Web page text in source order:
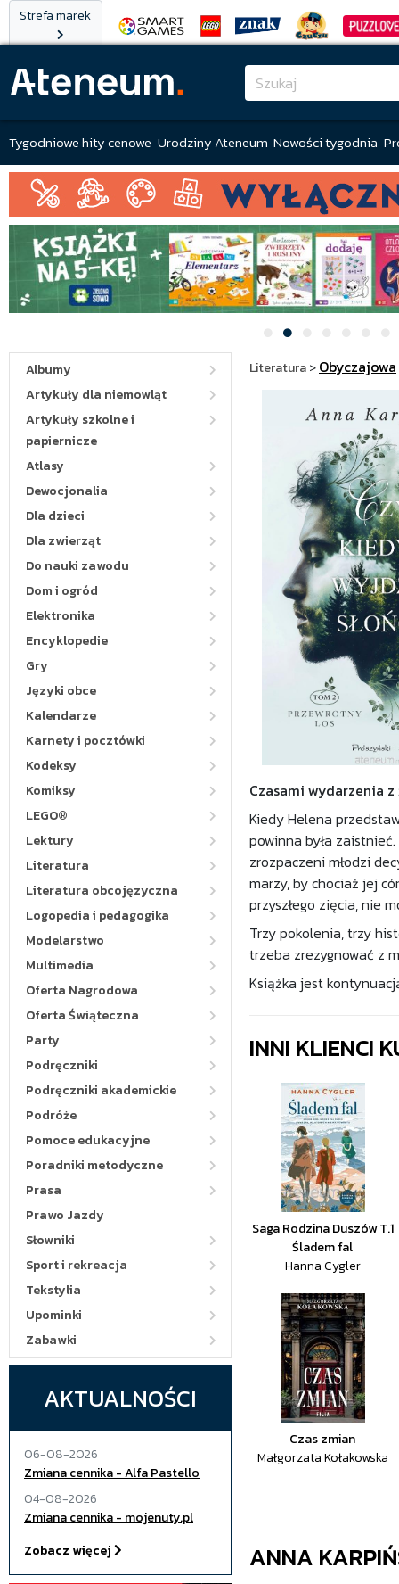
Strefa marek
Tygodniowe hity cenowe Urodziny Ateneum Nowości tygodnia
Albumy
Artykuły dla niemowląt
Artykuły szkolne i
papiernicze
Atlasy
Dewocjonalia
Dla dzieci
Dla zwierząt
Do nauki zawodu
Dom i ogród
Elektronika
Encyklopedie
Gry
Języki obce
Kalendarze
Karnety i pocztówki
Kodeksy
Komiksy
LEGO®
Lektury
Literatura
Literatura obcojęzyczna
Logopedia i pedagogika
Modelarstwo
Multimedia
Oferta Nagrodowa
Oferta Świąteczna
Party
Podręczniki
Podręczniki akademickie
Podróże
Pomoce edukacyjne
Poradniki metodyczne
Prasa
Prawo Jazdy
Słowniki
Sport i rekreacja
Tekstylia
Upominki
Zabawki
AKTUALNOŚCI
06-08-2026
Zmiana cennika - Alfa Pastello
04-08-2026
Zmiana cennika - mojenuty.pl
Zobacz więcej
Literatura>Obyczajowa
Czasami wydarzenia
Kiedy Helena
powinna była
zrozpaczeni młodzi
marzy, by chociaż jej
przyszłego zięcia, nie
Trzy pokolenia, trzy
trzeba zrezygnować z
Książka jest
INNI KLIENCI
Saga Rodzina Duszów T.1
Śladem fal
Hanna Cygler
Czas zmian
Małgorzata Kołakowska
ANNA